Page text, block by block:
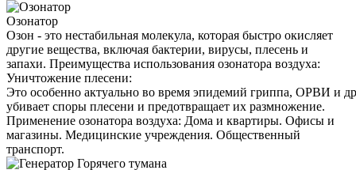
Озонатор
Озон - это нестабильная молекула, которая быстро окисляет
другие вещества, включая бактерии, вирусы, плесень и
запахи. Преимущества использования озонатора воздуха:
Уничтожение плесени:
Это особенно актуально во время эпидемий гриппа, ОРВИ и
убивает споры плесени и предотвращает их размножение.
Применение озонатора воздуха: Дома и квартиры. Офисы и
магазины. Медицинские учреждения. Общественный
транспорт.